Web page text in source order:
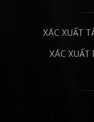
XÁC XUẤT
XÁC XUẤT